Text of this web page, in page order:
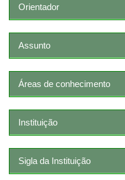
Orientador
Assunto
Áreas de conhecimento
Instituição
Sigla da Instituição